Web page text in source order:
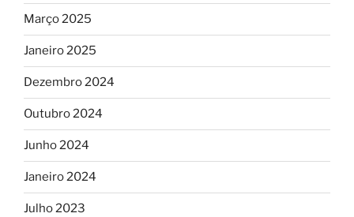
Março 2025
Janeiro 2025
Dezembro 2024
Outubro 2024
Junho 2024
Janeiro 2024
Julho 2023